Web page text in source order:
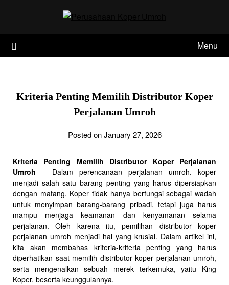
Menu
Kriteria Penting Memilih Distributor Koper
Perjalanan Umroh
Posted on January 27, 2026
Kriteria Penting Memilih Distributor Koper Perjalanan
Umroh – Dalam perencanaan perjalanan umroh, koper
menjadi salah satu barang penting yang harus dipersiapkan
dengan matang. Koper tidak hanya berfungsi sebagai wadah
untuk menyimpan barang-barang pribadi, tetapi juga harus
mampu menjaga keamanan dan kenyamanan selama
perjalanan. Oleh karena itu, pemilihan distributor koper
perjalanan umroh menjadi hal yang krusial. Dalam artikel ini,
kita akan membahas kriteria-kriteria penting yang harus
diperhatikan saat memilih distributor koper perjalanan umroh,
serta mengenalkan sebuah merek terkemuka, yaitu King
Koper, beserta keunggulannya.